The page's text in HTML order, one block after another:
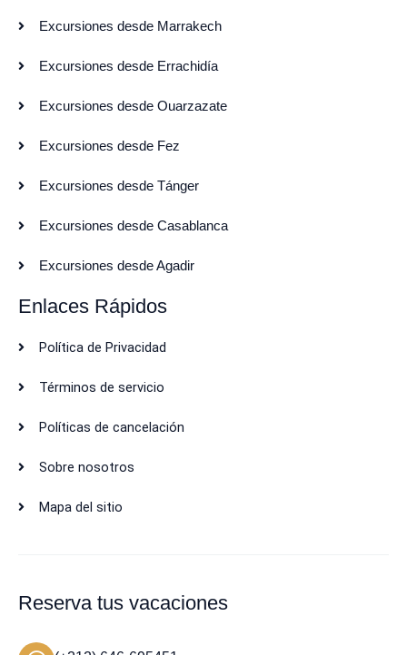
Excursiones desde Marrakech
Excursiones desde Errachidía
Excursiones desde Ouarzazate
Excursiones desde Fez
Excursiones desde Tánger
Excursiones desde Casablanca
Excursiones desde Agadir
Enlaces Rápidos
Política de Privacidad
Términos de servicio
Políticas de cancelación
Sobre nosotros
Mapa del sitio
Reserva tus vacaciones